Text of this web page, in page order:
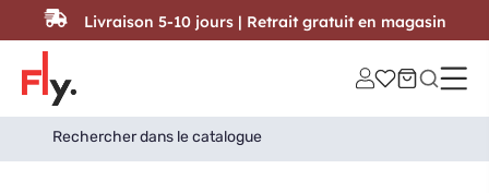
Passer au contenu
Search
for:
Search Button
Livraison 5-10 jours | Retrait gratuit en magasin